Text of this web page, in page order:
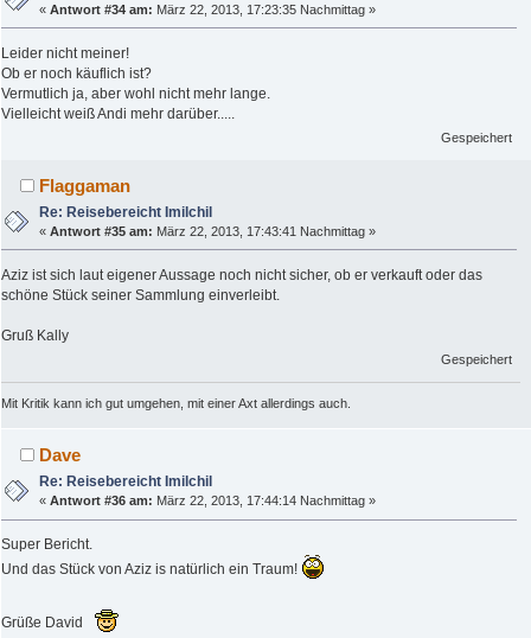
«Antwort #34 am: März 22, 2013, 17:23:35 Nachmittag »
Leider nicht meiner!
Ob er noch käuflich ist?
Vermutlich ja, aber wohl nicht mehr lange.
Vielleicht weiß Andi mehr darüber.....
Gespeichert
Flaggaman
Re: Reisebereicht Imilchil
«Antwort #35 am: März 22, 2013, 17:43:41 Nachmittag »
Aziz ist sich laut eigener Aussage noch nicht sicher, ob er verkauft oder das
schöne Stück seiner Sammlung einverleibt.
Gruß Kally
Gespeichert
Mit Kritik kann ich gut umgehen, mit einer Axt allerdings auch.
Dave
Re: Reisebereicht Imilchil
«Antwort #36 am: März 22, 2013, 17:44:14 Nachmittag »
Super Bericht.
Und das Stück von Aziz is natürlich ein Traum!
Grüße David